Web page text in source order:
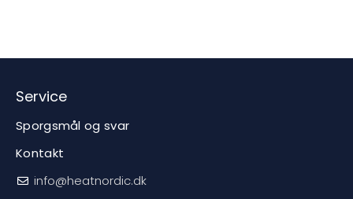
Service
Sporgsmål og svar
Kontakt
info@heatnordic.dk